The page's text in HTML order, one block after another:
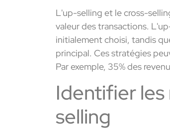
L'up-selling et le cross-
valeur des transactions.
initialement choisi, tandis
principal. Ces stratégies
Par exemple, 35% des
Identifier
selling